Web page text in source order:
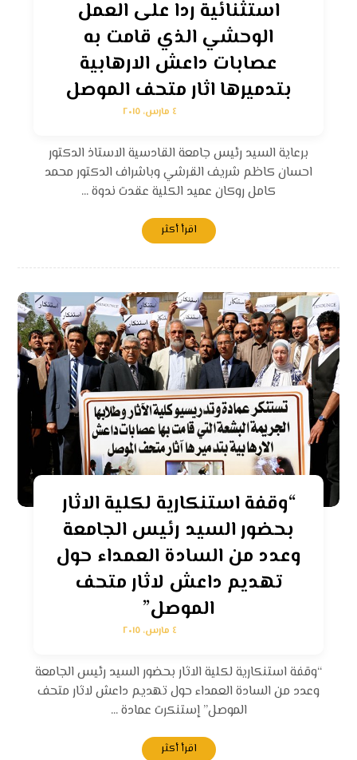
استثنائية ردا على العمل
الوحشي الذي قامت به
عصابات داعش الارهابية
بتدميرها اثار متحف الموصل
٤ مارس، ٢٠١٥
برعاية السيد رئيس جامعة القادسية الاستاذ الدكتور
احسان كاظم شريف القرشي وباشراف الدكتور محمد
كامل روكان عميد الكلية عقدت ندوة ...
اقرأ أكثر
“وقفة استنكارية لكلية الاثار
بحضور السيد رئيس الجامعة
وعدد من السادة العمداء حول
تهديم داعش لاثار متحف
الموصل”
٤ مارس، ٢٠١٥
“وقفة استنكارية لكلية الاثار بحضور السيد رئيس الجامعة
وعدد من السادة العمداء حول تهديم داعش لاثار متحف
الموصل” إستنكرت عمادة ...
اقرأ أكثر